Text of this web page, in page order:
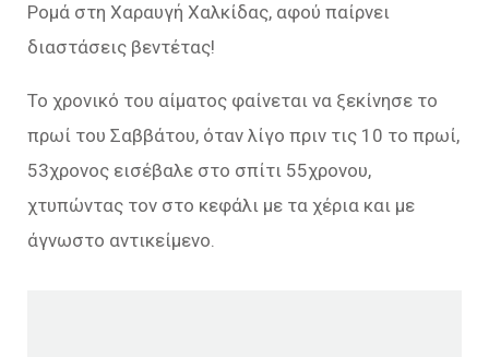
Ρομά στη Χαραυγή Χαλκίδας, αφού παίρνει
διαστάσεις βεντέτας!
Το χρονικό του αίματος φαίνεται να ξεκίνησε το
πρωί του Σαββάτου, όταν λίγο πριν τις 10 το πρωί,
53χρονος εισέβαλε στο σπίτι 55χρονου,
χτυπώντας τον στο κεφάλι με τα χέρια και με
άγνωστο αντικείμενο.